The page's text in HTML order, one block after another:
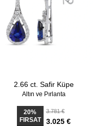
2.66 ct. Safir Küpe
Altın ve Pırlanta
20%
FIRSAT
3.781 €
3.025 €